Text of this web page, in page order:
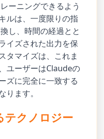
ーニングできるよう
ルは、一度限りの指
し、時間の経過とと
イズされた出力を保
タマイズは、これま
ユーザーはClaudeの
ズに完全に一致する
ります。
テクノロジー